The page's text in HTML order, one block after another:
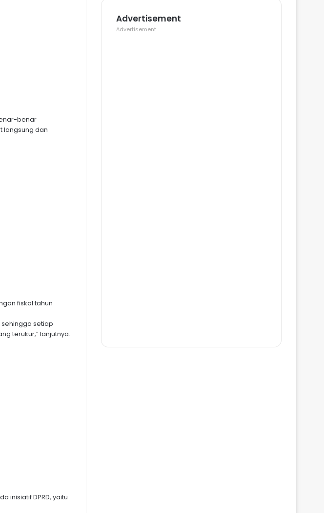
benar
langsung dan
fiskal tahun
setiap
terukur,” lanjutnya.
inisiatif DPRD, yaitu
Advertisement
Advertisement